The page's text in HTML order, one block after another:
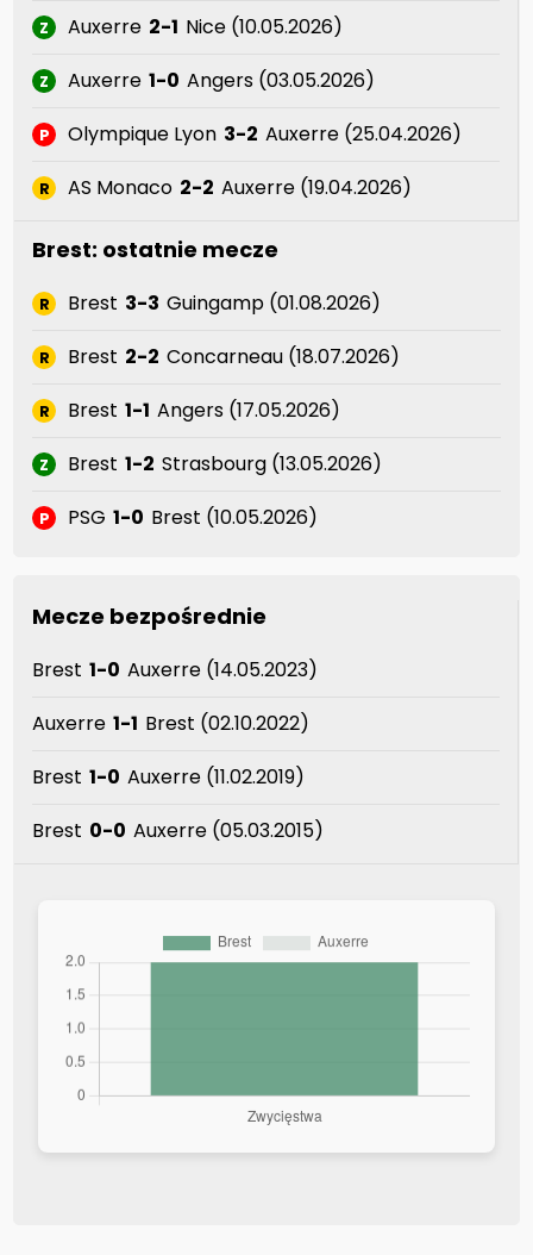
Z Auxerre 2-1 Nice (10.05.2026)
Z Auxerre 1-0 Angers (03.05.2026)
P Olympique Lyon 3-2 Auxerre (25.04.2026)
R AS Monaco 2-2 Auxerre (19.04.2026)
Brest: ostatnie mecze
R Brest 3-3 Guingamp (01.08.2026)
R Brest 2-2 Concarneau (18.07.2026)
R Brest 1-1 Angers (17.05.2026)
Z Brest 1-2 Strasbourg (13.05.2026)
P PSG 1-0 Brest (10.05.2026)
Mecze bezpośrednie
Brest 1-0 Auxerre (14.05.2023)
Auxerre 1-1 Brest (02.10.2022)
Brest 1-0 Auxerre (11.02.2019)
Brest 0-0 Auxerre (05.03.2015)